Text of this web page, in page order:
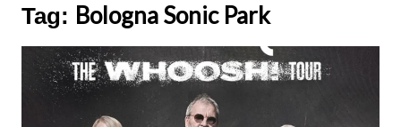
Tag: Bologna Sonic Park